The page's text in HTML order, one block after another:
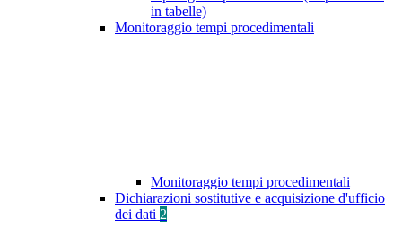
in tabelle)
Monitoraggio tempi procedimentali
Monitoraggio tempi procedimentali
Dichiarazioni sostitutive e acquisizione d'ufficio
dei dati 2